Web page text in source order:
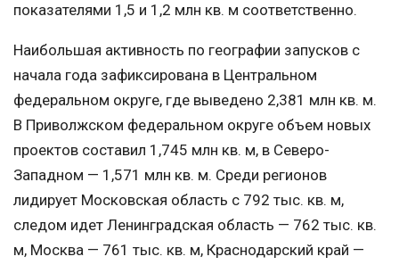
показателями 1,5 и 1,2 млн кв. м соответственно.
Наибольшая активность по географии запусков с
начала года зафиксирована в Центральном
федеральном округе, где выведено 2,381 млн кв. м.
В Приволжском федеральном округе объем новых
проектов составил 1,745 млн кв. м, в Северо-
Западном — 1,571 млн кв. м. Среди регионов
лидирует Московская область с 792 тыс. кв. м,
следом идет Ленинградская область — 762 тыс. кв.
м, Москва — 761 тыс. кв. м, Краснодарский край —